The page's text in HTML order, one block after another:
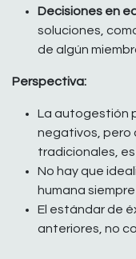
Decisiones en
soluciones,
de algún
Perspectiva:
La autogestión
negativos, pero
tradicionales,
No hay que
humana
El estándar de
anteriores, no